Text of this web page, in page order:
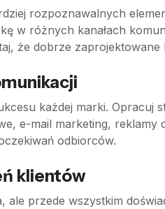
rozpoznawalnych
w różnych kanałach
że dobrze
każdej marki.
e-mail marketing,
odbiorców.
klientów
ale przede wszystkim